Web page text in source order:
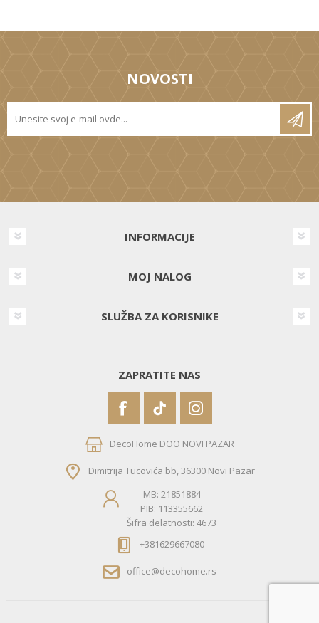
NOVOSTI
INFORMACIJE
MOJ NALOG
SLUŽBA ZA KORISNIKE
ZAPRATITE NAS
DecoHome DOO NOVI PAZAR
Dimitrija Tucovića bb, 36300 Novi Pazar
MB: 21851884
PIB: 113355662
Šifra delatnosti: 4673
+381629667080
office@decohome.rs